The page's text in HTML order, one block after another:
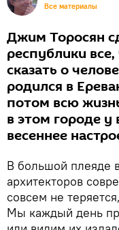
Все материалы
Джим Торосян
республики
сказать о
родился в
потом всю
в этом городе у
весеннее
В большой плеяде
архитекторов
совсем не
Мы каждый день